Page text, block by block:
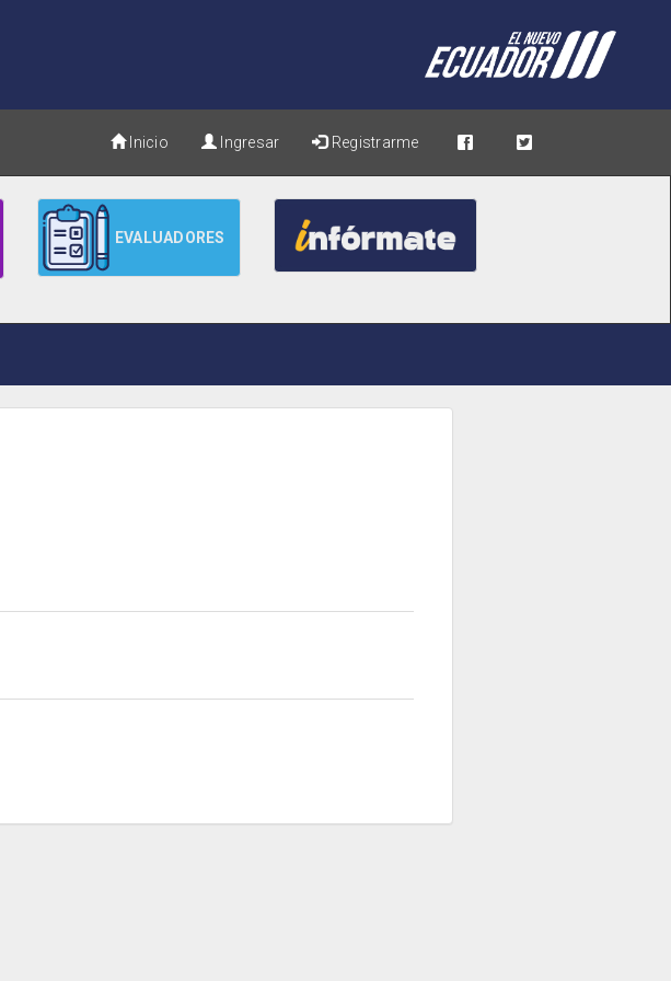
Inicio Ingresar Registrarme
EVALUADORES